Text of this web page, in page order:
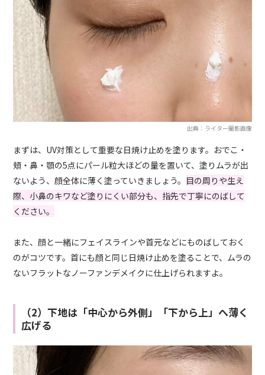
出典：ライター撮影画像
まずは、UV対策として重要な日焼け止めを塗ります。おでこ・
頬・鼻・顎の5点にパール粒大ほどの量を置いて、塗りムラが出
ないよう、顔全体に薄く塗っていきましょう。 目の周りや生え
際、小鼻のキワなど塗りにくい部分も、指先で丁寧にのばして
ください。
また、顔と一緒にフェイスラインや首元などにものばしておく
のがコツです。首にも顔と同じ日焼け止めを塗ることで、ムラの
ないフラットなノーファンデメイクに仕上げられますよ。
（2）下地は「中心から外側」「下から上」へ薄く
広げる